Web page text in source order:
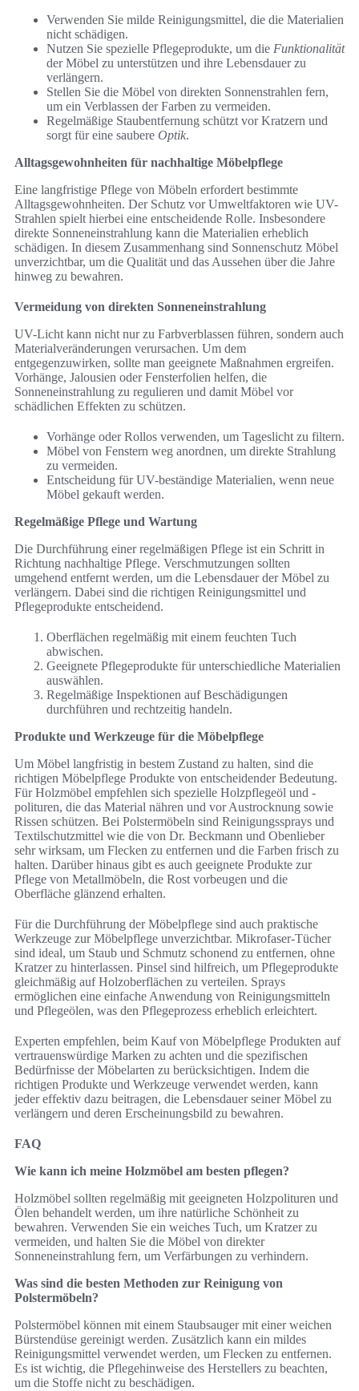
Verwenden Sie milde Reinigungsmittel, die die Materialien
nicht schädigen.
Nutzen Sie spezielle Pflegeprodukte, um die Funktionalität
der Möbel zu unterstützen und ihre Lebensdauer zu
verlängern.
Stellen Sie die Möbel von direkten Sonnenstrahlen fern,
um ein Verblassen der Farben zu vermeiden.
Regelmäßige Staubentfernung schützt vor Kratzern und
sorgt für eine saubere Optik.
Alltagsgewohnheiten für nachhaltige Möbelpflege
Eine langfristige Pflege von Möbeln erfordert bestimmte
Alltagsgewohnheiten. Der Schutz vor Umweltfaktoren wie UV-
Strahlen spielt hierbei eine entscheidende Rolle. Insbesondere
direkte Sonneneinstrahlung kann die Materialien erheblich
schädigen. In diesem Zusammenhang sind Sonnenschutz Möbel
unverzichtbar, um die Qualität und das Aussehen über die Jahre
hinweg zu bewahren.
Vermeidung von direkten Sonneneinstrahlung
UV-Licht kann nicht nur zu Farbverblassen führen, sondern auch
Materialveränderungen verursachen. Um dem
entgegenzuwirken, sollte man geeignete Maßnahmen ergreifen.
Vorhänge, Jalousien oder Fensterfolien helfen, die
Sonneneinstrahlung zu regulieren und damit Möbel vor
schädlichen Effekten zu schützen.
Vorhänge oder Rollos verwenden, um Tageslicht zu filtern.
Möbel von Fenstern weg anordnen, um direkte Strahlung
zu vermeiden.
Entscheidung für UV-beständige Materialien, wenn neue
Möbel gekauft werden.
Regelmäßige Pflege und Wartung
Die Durchführung einer regelmäßigen Pflege ist ein Schritt in
Richtung nachhaltige Pflege. Verschmutzungen sollten
umgehend entfernt werden, um die Lebensdauer der Möbel zu
verlängern. Dabei sind die richtigen Reinigungsmittel und
Pflegeprodukte entscheidend.
Oberflächen regelmäßig mit einem feuchten Tuch
abwischen.
Geeignete Pflegeprodukte für unterschiedliche Materialien
auswählen.
Regelmäßige Inspektionen auf Beschädigungen
durchführen und rechtzeitig handeln.
Produkte und Werkzeuge für die Möbelpflege
Um Möbel langfristig in bestem Zustand zu halten, sind die
richtigen Möbelpflege Produkte von entscheidender Bedeutung.
Für Holzmöbel empfehlen sich spezielle Holzpflegeöl und -
polituren, die das Material nähren und vor Austrocknung sowie
Rissen schützen. Bei Polstermöbeln sind Reinigungssprays und
Textilschutzmittel wie die von Dr. Beckmann und Obenlieber
sehr wirksam, um Flecken zu entfernen und die Farben frisch zu
halten. Darüber hinaus gibt es auch geeignete Produkte zur
Pflege von Metallmöbeln, die Rost vorbeugen und die
Oberfläche glänzend erhalten.
Für die Durchführung der Möbelpflege sind auch praktische
Werkzeuge zur Möbelpflege unverzichtbar. Mikrofaser-Tücher
sind ideal, um Staub und Schmutz schonend zu entfernen, ohne
Kratzer zu hinterlassen. Pinsel sind hilfreich, um Pflegeprodukte
gleichmäßig auf Holzoberflächen zu verteilen. Sprays
ermöglichen eine einfache Anwendung von Reinigungsmitteln
und Pflegeölen, was den Pflegeprozess erheblich erleichtert.
Experten empfehlen, beim Kauf von Möbelpflege Produkten auf
vertrauenswürdige Marken zu achten und die spezifischen
Bedürfnisse der Möbelarten zu berücksichtigen. Indem die
richtigen Produkte und Werkzeuge verwendet werden, kann
jeder effektiv dazu beitragen, die Lebensdauer seiner Möbel zu
verlängern und deren Erscheinungsbild zu bewahren.
FAQ
Wie kann ich meine Holzmöbel am besten pflegen?
Holzmöbel sollten regelmäßig mit geeigneten Holzpolituren und
Ölen behandelt werden, um ihre natürliche Schönheit zu
bewahren. Verwenden Sie ein weiches Tuch, um Kratzer zu
vermeiden, und halten Sie die Möbel von direkter
Sonneneinstrahlung fern, um Verfärbungen zu verhindern.
Was sind die besten Methoden zur Reinigung von
Polstermöbeln?
Polstermöbel können mit einem Staubsauger mit einer weichen
Bürstendüse gereinigt werden. Zusätzlich kann ein mildes
Reinigungsmittel verwendet werden, um Flecken zu entfernen.
Es ist wichtig, die Pflegehinweise des Herstellers zu beachten,
um die Stoffe nicht zu beschädigen.